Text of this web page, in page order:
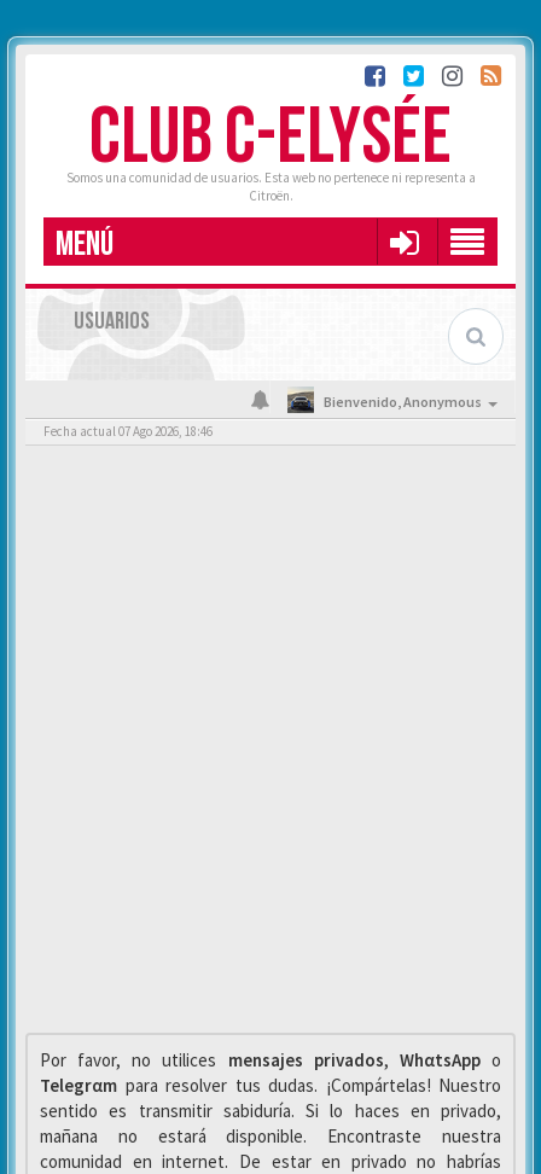
CLUB C-ELYSÉE
Somos una comunidad de usuarios. Esta web no pertenece ni representa a
Citroën.
MENÚ
USUARIOS
Bienvenido,Anonymous
Fecha actual 07 Ago 2026, 18:46
Por favor, no utilices mensajes privados, WhαtsAppo
Telegrαm para resolver tus dudas. ¡Compártelas! Nuestro
sentido es transmitir sabiduría. Si lo haces en privado,
mañana no estará disponible. Encontraste nuestra
comunidad en internet. De estar en privado no habrías